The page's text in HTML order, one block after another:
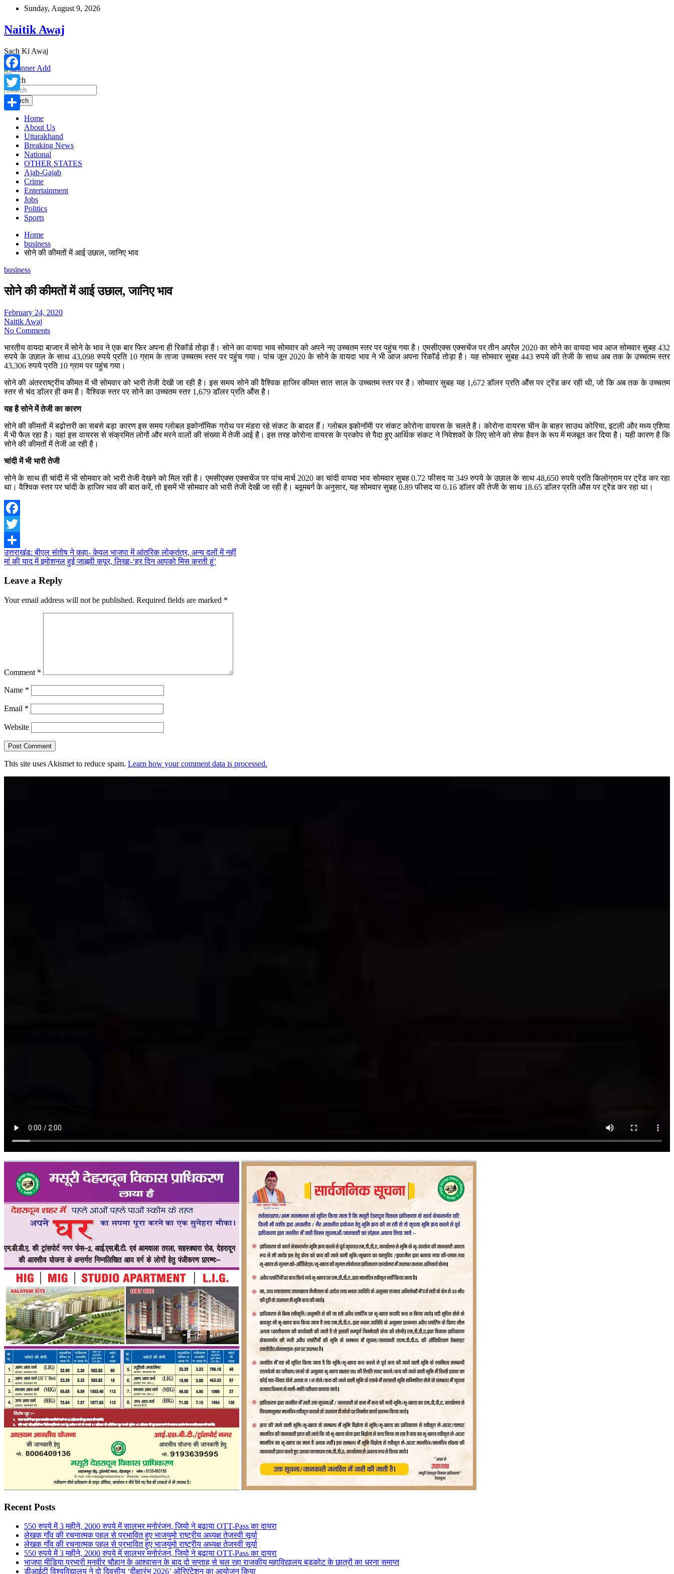
Skip
content
Sunday, August 9, 2026
Naitik Awaj
Sach Ki Awaj
Search
Search
Home
About Us
Uttarakhand
Breaking News
National
OTHER STATES
Ajab-Gajab
Crime
Entertainment
Jobs
Politics
Sports
Home
business
सोने की कीमतों में आई उछाल, जानिए भाव
business
सोने की कीमतों में आई उछाल, जानिए भाव
February 24, 2020
Naitik Awaj
No Comments
भारतीय वायदा बाजार में सोने के भाव ने एक बार फिर अपना ही रिकॉर्ड तोड़ा है। सोने का वायदा भाव सोमवार को अपने नए उच्चतम स्तर पर पहुंच गया है। एमसीएक्स एक्सचेंज पर तीन अप्रैल 2020 का सोने का वायदा भाव आज सोमवार सुबह 432
रुपये के उछाल के साथ 43,098 रुपये प्रति 10 ग्राम के ताजा उच्चतम स्तर पर पहुंच गया। पांच जून 2020 के सोने के वायदा भाव ने भी आज अपना रिकॉर्ड तोड़ा है। यह सोमवार सुबह 443 रुपये की तेजी के साथ अब तक के उच्चतम स्तर
43,306 रुपये प्रति 10 ग्राम पर पहुंच गया।
सोने की अंतरराष्ट्रीय कीमत में भी सोमवार को भारी तेजी देखी जा रही है। इस समय सोने की वैश्विक हाजिर कीमत सात साल के उच्चतम स्तर पर है। सोमवार सुबह यह 1,672 डॉलर प्रति औंस पर ट्रेंड कर रही थी, जो कि अब तक के उच्चतम
स्तर से चंद डॉलर ही कम है। वैश्विक स्तर पर सोने का उच्चतम स्तर 1,679 डॉलर प्रति औंस है।
यह है सोने में तेजी का कारण
सोने की कीमतों में बढ़ोत्तरी का सबसे बड़ा कारण इस समय ग्लोबल इकोनॉमिक ग्रोथ पर मंडरा रहे संकट के बादल हैं। ग्लोबल इकोनॉमी पर संकट कोरोना वायरस के चलते है। कोरोना वायरस चीन के बाहर साउथ कोरिया, इटली और मध्य एशिया
में भी फैल रहा है। यहां इस वायरस से संक्रमित लोगों और मरने वालों की संख्या में तेजी आई है। इस तरह कोरोना वायरस के प्रकोप से पैदा हुए आर्थिक संकट ने निवेशकों के लिए सोने को सेफ हैवन के रूप में मजबूत कर दिया है। यही कारण है कि
सोने की कीमतों में तेजी आ रही है।
चांदी में भी भारी तेजी
सोने के साथ ही चांदी में भी सोमवार को भारी तेजी देखने को मिल रही है। एमसीएक्स एक्सचेंज पर पांच मार्च 2020 का चांदी वायदा भाव सोमवार सुबह 0.72 फीसद या 349 रुपये के उछाल के साथ 48,650 रुपये प्रति किलोग्राम पर ट्रेंड कर रहा
था। वैश्विक स्तर पर चांदी के हाजिर भाव की बात करें, तो इसमें भी सोमवार को भारी तेजी देखी जा रही है। ब्लूमबर्ग के अनुसार, यह सोमवार सुबह 0.89 फीसद या 0.16 डॉलर की तेजी के साथ 18.65 डॉलर प्रति औंस पर ट्रेंड कर रहा था।
Facebook
Twitter
Share
Post
navigation
उत्तराखंड: बीएल संतोष ने कहा- केवल भाजपा में आंतरिक लोकतंत्र, अन्य दलों में नहीं
मां की याद में इमोशनल हुई जाह्नवी कपूर, लिखा-‘हर दिन आपको मिस करती हूं’
Leave a Reply
Your email address will not be published. Required fields are marked *
Comment *
Name *
Email *
Website
This site uses Akismet to reduce spam. Learn how your comment data is processed.
Recent Posts
550 रुपये में 3 महीने, 2000 रुपये में सालभर मनोरंजन, जियो ने बढ़ाया OTT-Pass का दायरा
लेखक गाँव की रचनात्मक पहल से प्रभावित हुए भाजयुमो राष्ट्रीय अध्यक्ष तेजस्वी सूर्या
लेखक गाँव की रचनात्मक पहल से प्रभावित हुए भाजयुमो राष्ट्रीय अध्यक्ष तेजस्वी सूर्या
550 रुपये में 3 महीने, 2000 रुपये में सालभर मनोरंजन, जियो ने बढ़ाया OTT-Pass का दायरा
भाजपा मीडिया प्रभारी मनवीर चौहान के आश्वासन के बाद दो सप्ताह से चल रहा राजकीय महाविद्यालय बड़कोट के छात्रों का धरना समाप्त
डीआईटी विश्वविद्यालय ने दो दिवसीय ‘दीक्षारंभ 2026’ ओरिएंटेशन का आयोजन किया
Facebook
Twitter
Share